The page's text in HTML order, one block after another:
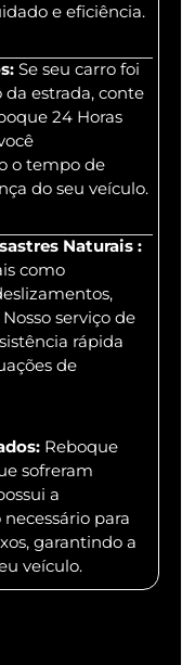
e eficiência.
Se seu carro foi
estrada, conte
24 Horas
o tempo de
do seu veículo.
Naturais :
como
serviço de
rápida
de
Reboque
sofreram
a
para
garantindo a
veículo.